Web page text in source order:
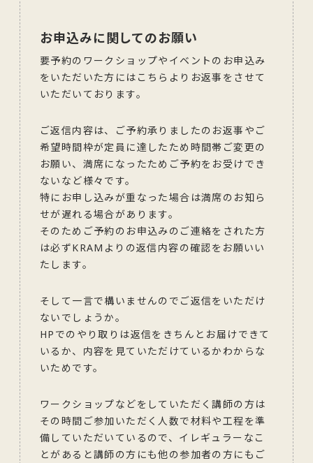
お申込みに関してのお願い
要予約のワークショップやイベントのお申込み
をいただいた方にはこちらよりお返事をさせて
いただいております。
ご返信内容は、ご予約承りましたのお返事やご
希望時間枠が定員に達したため時間帯ご変更の
お願い、満席になったためご予約をお受けでき
ないなど様々です。
特にお申し込みが重なった場合は満席のお知ら
せが遅れる場合があります。
そのためご予約のお申込みのご連絡をされた方
は必ずKRAMよりの返信内容の確認をお願いい
たします。
そして一言で構いませんのでご返信をいただけ
ないでしょうか。
HPでのやり取りは返信をきちんとお届けできて
いるか、内容を見ていただけているかわからな
いためです。
ワークショップなどをしていただく講師の方は
その時間ご参加いただく人数で材料や工程を準
備していただいているので、イレギュラーなこ
とがあると講師の方にも他の参加者の方にもご